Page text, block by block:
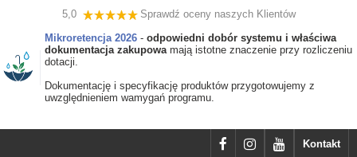
5,0
Sprawdź oceny naszych Klientów
Mikroretencja 2026 - odpowiedni dobór systemu i właściwa
dokumentacja zakupowamają istotne znaczenie przy rozliczeniu
dotacji.
Dokumentację i specyfikację produktów przygotowujemy z
uwzględnieniem wamygań programu.
Kontakt